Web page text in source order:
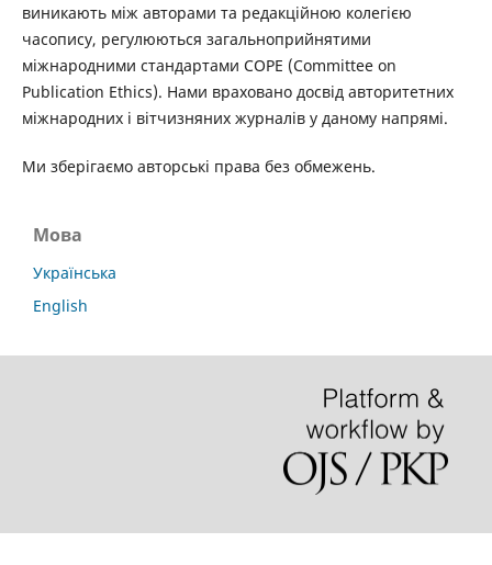
виникають між авторами та редакційною колегією
часопису, регулюються загальноприйнятими
міжнародними стандартами COPE (Committee on
Publication Ethics). Нами враховано досвід авторитетних
міжнародних і вітчизняних журналів у даному напрямі.
Ми зберігаємо авторські права без обмежень.
Мова
Українська
English